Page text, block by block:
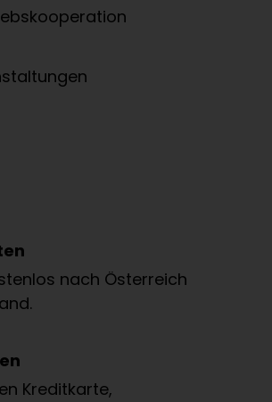
nach Österreich
Kreditkarte,